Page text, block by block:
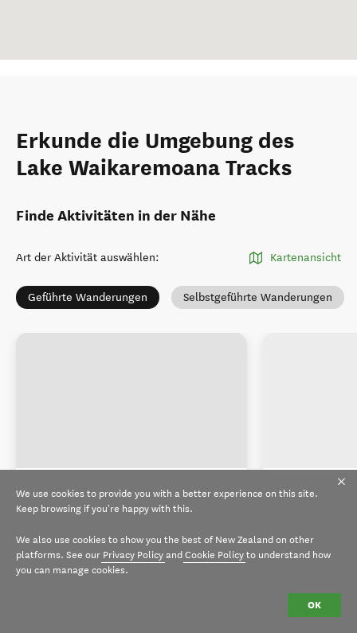
Erkunde die Umgebung des
Lake Waikaremoana Tracks
Finde Aktivitäten in der Nähe
Art der Aktivität auswählen: Kartenansicht
Geführte Wanderungen Selbstgeführte Wanderungen
We use cookies to provide you with a better experience on this site.
Keep browsing if you're happy with this.
We also use cookies to show you the best of New Zealand on other
platforms. See our Privacy Policy and Cookie Policy to understand how
you can manage cookies.
OK